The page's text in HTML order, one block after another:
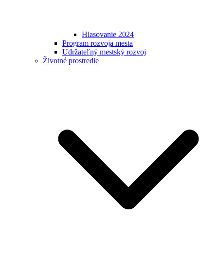
Hlasovanie 2024
Program rozvoja mesta
Udržateľný mestský rozvoj
Životné prostredie